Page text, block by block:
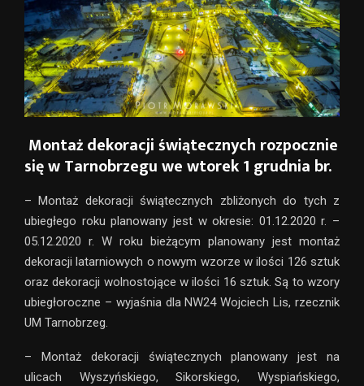
Montaż dekoracji świątecznych rozpocznie
się w Tarnobrzegu we wtorek 1 grudnia br.
– Montaż dekoracji świątecznych zbliżonych do tych z
ubiegłego roku planowany jest w okresie: 01.12.2020 r. –
05.12.2020 r. W roku bieżącym planowany jest montaż
dekoracji latarniowych o nowym wzorze w ilości 126 sztuk
oraz dekoracji wolnostojące w ilości 16 sztuk. Są to wzory
ubiegłoroczne – wyjaśnia dla NW24 Wojciech Lis, rzecznik
UM Tarnobrzeg.
– Montaż dekoracji świątecznych planowany jest na
ulicach Wyszyńskiego, Sikorskiego, Wyspiańskiego,